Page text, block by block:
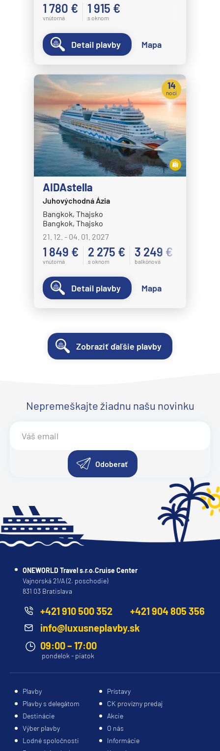
1 780 €
vnútorná
1 915 €
s oknom
Detail plavby Mapa
AIDAstella
Juhovýchodná Ázia
Bangkok, Thajsko
Bangkok, Thajsko
21. 12. - 04. 01. 2027
1 849 €
vnútorná
2 275 €
s oknom
3 249 €
balkónová
14
nocí
Detail plavby Mapa
Zobraziť ďaľšie plavby
Nepremeškajte žiadnu našu novinku
Odoberať
ONEWORLD Travel s.r.o.Cruise Center
Vajnorská 21/A (2. poschodie)
831 03 Bratislava
+421 910 500 352
+421 904 805 356
info@luxusneplavby.sk
09:00 – 17:00
pondelok - piatok
Plavby
Prístavy
Plavby s delegátom
CK provízny predaj
Destinácie
Akcie
Výber plavby
O nás
Lodné spoločnosti
Informácie